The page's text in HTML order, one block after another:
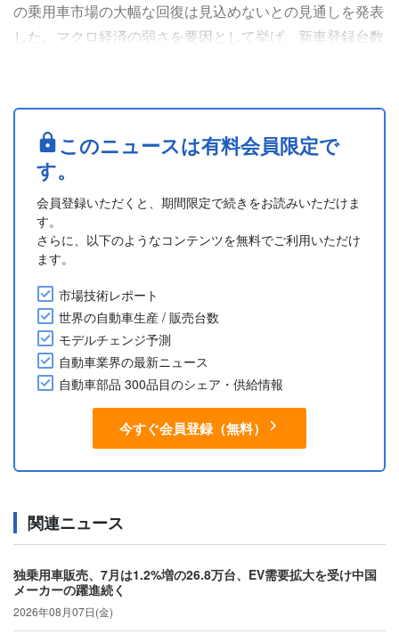
の乗用車市場の大幅な回復は見込めないとの見通しを発表
した。マクロ経済の弱さを要因として挙げ、新車登録台数
予想している。
・VDAは、2026年のドイツの電気自動車(EV)とプラグイ
ンハイブリッド車(PHV)の新車登録台数は前年比17%増の
約100万台(97万9,0....
このニュースは有料会員限定で
す。
会員登録いただくと、期間限定で続きをお読みいただけま
す。
さらに、以下のようなコンテンツを無料でご利用いただけ
ます。
市場技術レポート
世界の自動車生産 / 販売台数
モデルチェンジ予測
自動車業界の最新ニュース
自動車部品 300品目のシェア・供給情報
今すぐ会員登録（無料）
関連ニュース
独乗用車販売、7月は1.2%増の26.8万台、EV需要拡大を受け中国
メーカーの躍進続く
2026年08月07日(金)